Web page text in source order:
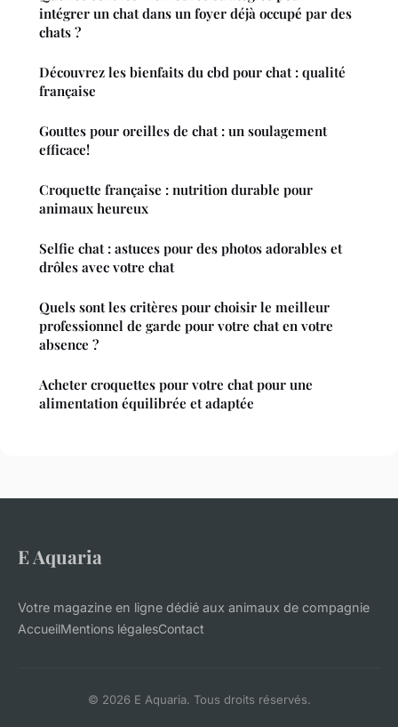
intégrer un chat dans un foyer déjà occupé par des
chats ?
Découvrez les bienfaits du cbd pour chat : qualité
française
Gouttes pour oreilles de chat : un soulagement
efficace!
Croquette française : nutrition durable pour
animaux heureux
Selfie chat : astuces pour des photos adorables et
drôles avec votre chat
Quels sont les critères pour choisir le meilleur
professionnel de garde pour votre chat en votre
absence ?
Acheter croquettes pour votre chat pour une
alimentation équilibrée et adaptée
E Aquaria
Votre magazine en ligne dédié aux animaux de compagnie
AccueilMentions légalesContact
© 2026 E Aquaria. Tous droits réservés.